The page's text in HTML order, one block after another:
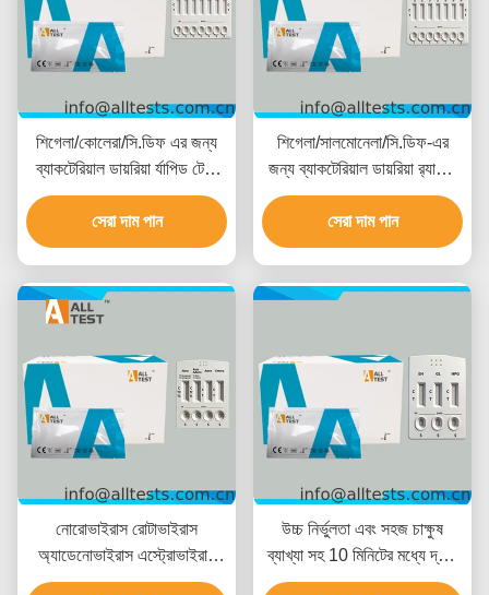
শিগেলা/কোলেরা/সি.ডিফ এর জন্য
ব্যাকটেরিয়াল ডায়রিয়া র্যাপিড টেস্ট
10 মিনিটের পাঠের সময় সহ, সিই
সার্টিফাইড এবং উচ্চ নির্ভুলতা
সেরা দাম পান
শিগেলা/সালমোনেলা/সি.ডিফ-এর
জন্য ব্যাকটেরিয়াল ডায়রিয়া র‍্যাপিড
টেস্ট, ১০ মিনিটে দ্রুত ফলাফল, উচ্চ
নির্ভুলতা এবং সহজ ভিজ্যুয়াল
ইন্টারপ্রিটেশন
সেরা দাম পান
নোরোভাইরাস রোটাভাইরাস
অ্যাডেনোভাইরাস এস্ট্রোভাইরাস
এন্টেরোভাইরাস কম্বো সংক্রামক
উচ্চ নির্ভুলতা এবং সহজ চাক্ষুষ
ব্যাখ্যা সহ 10 মিনিটের মধ্যে দ্রুত
ফলাফলের জন্য Entamoeba